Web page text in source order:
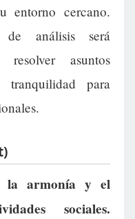
entorno cercano.
análisis será
asuntos
tranquilidad para
la armonía y el
sociales.